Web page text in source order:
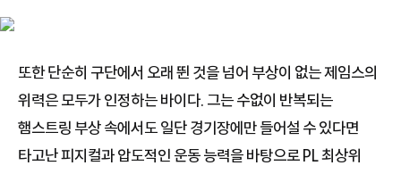
또한 단순히 구단에서 오래 뛴 것을 넘어 부상이 없는 제임스의
위력은 모두가 인정하는 바이다. 그는 수없이 반복되는
햄스트링 부상 속에서도 일단 경기장에만 들어설 수 있다면
타고난 피지컬과 압도적인 운동 능력을 바탕으로 PL 최상위